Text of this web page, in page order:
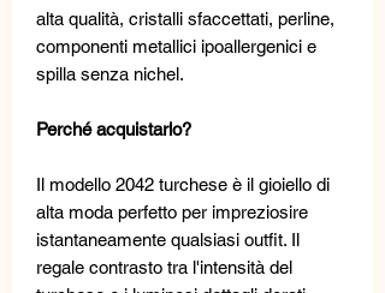
alta qualità, cristalli sfaccettati, perline,
componenti metallici ipoallergenici e
spilla senza nichel.
Perché acquistarlo?
Il modello 2042 turchese è il gioiello di
alta moda perfetto per impreziosire
istantaneamente qualsiasi outfit. Il
regale contrasto tra l'intensità del